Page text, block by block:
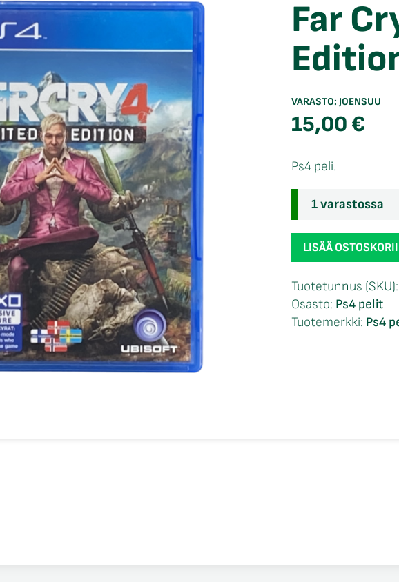
Far
VARASTO: JOENSUU
15,00€
Ps4 peli.
1 varastossa
Far
Cry
Limited
Edition
Ps4
LISÄÄ
Tuotetunnus (SKU):
Osasto: Ps4 pelit
Tuotemerkki: Ps4